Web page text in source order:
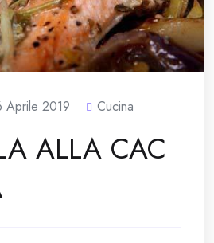
Aprile 2019 Cucina
ALLA CAC